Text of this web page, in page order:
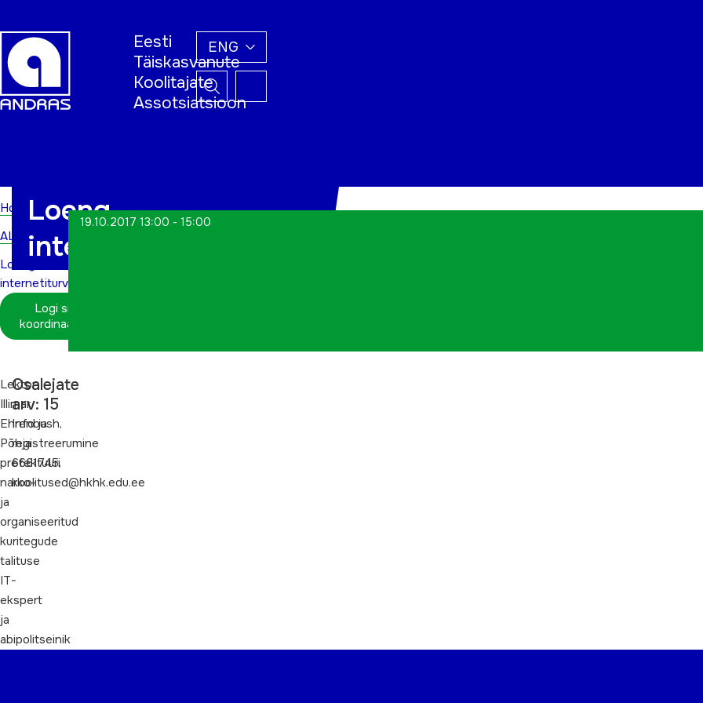
Eesti
Täiskasvanute
Koolitajate
Assotsiatsioon
ENG
Home
ALWs
Loeng
internetiturvalisusest
Logi sisse
koordinaatorina
Loeng
internetiturvalisusest
19.10.2017 13:00 - 15:00
Lektor
Illimar
Ehrenbush,
Põhja
prefektuuri
narko-
ja
organiseeritud
kuritegude
talituse
IT-
ekspert
ja
abipolitseinik
Osalejate
arv: 15
Info ja
registreerumine
6661745,
koolitused@hkhk.edu.ee